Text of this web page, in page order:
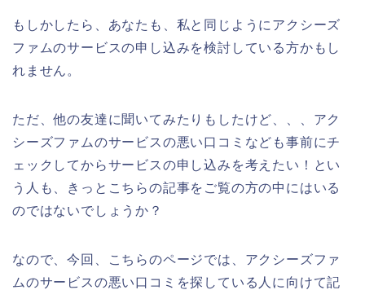
もしかしたら、あなたも、私と同じようにアクシーズ
ファムのサービスの申し込みを検討している方かもし
れません。
ただ、他の友達に聞いてみたりもしたけど、、、アク
シーズファムのサービスの悪い口コミなども事前にチ
ェックしてからサービスの申し込みを考えたい！とい
う人も、きっとこちらの記事をご覧の方の中にはいる
のではないでしょうか？
なので、今回、こちらのページでは、アクシーズファ
ムのサービスの悪い口コミを探している人に向けて記